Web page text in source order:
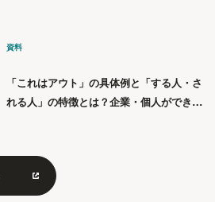
資料
「これはアウト」の具体例と「する人・さ
れる人」の特徴とは？企業・個人ができる